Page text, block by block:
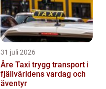
31 juli 2026
Åre Taxi trygg transport i
fjällvärldens vardag och
äventyr